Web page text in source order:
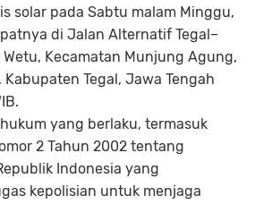
solar pada Sabtu malam Minggu,
di Jalan Alternatif Tegal–
Kecamatan Munjung Agung,
Tegal, Jawa Tengah
yang berlaku, termasuk
2 Tahun 2002 tentang
Indonesia yang
kepolisian untuk menjaga